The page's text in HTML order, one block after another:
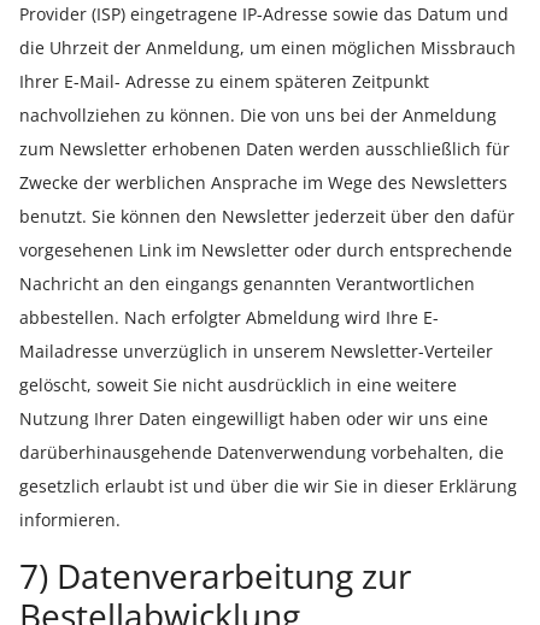
Provider (ISP) eingetragene IP-Adresse sowie das Datum und
die Uhrzeit der Anmeldung, um einen möglichen Missbrauch
Ihrer E-Mail- Adresse zu einem späteren Zeitpunkt
nachvollziehen zu können. Die von uns bei der Anmeldung
zum Newsletter erhobenen Daten werden ausschließlich für
Zwecke der werblichen Ansprache im Wege des Newsletters
benutzt. Sie können den Newsletter jederzeit über den dafür
vorgesehenen Link im Newsletter oder durch entsprechende
Nachricht an den eingangs genannten Verantwortlichen
abbestellen. Nach erfolgter Abmeldung wird Ihre E-
Mailadresse unverzüglich in unserem Newsletter-Verteiler
gelöscht, soweit Sie nicht ausdrücklich in eine weitere
Nutzung Ihrer Daten eingewilligt haben oder wir uns eine
darüberhinausgehende Datenverwendung vorbehalten, die
gesetzlich erlaubt ist und über die wir Sie in dieser Erklärung
informieren.
7) Datenverarbeitung zur
Bestellabwicklung